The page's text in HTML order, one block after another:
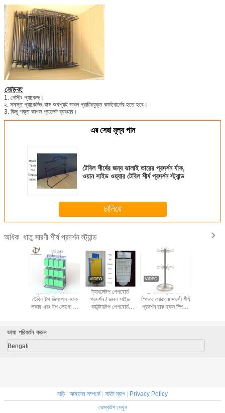
মোড়ক:
1. নেস্টিং প্যাকেজ।
২. সমস্ত প্যাকেজিং বাক্স অবশ্যই ডাবল প্রাচীরযুক্ত কার্ডবোর্ডের হতে হবে।
3. কিছু শক্ত কাগজ প্যালেট ব্যবহার।
এর সেরা মূল্য পান
টেবিল শীর্ষের জন্য ঝালাই তারের প্রদর্শন র্যাক,
ওয়ান সাইড ওয়্যার টেবিল শীর্ষ প্রদর্শন স্ট্যান্ড
চালিয়ে
অধিক ধাতু সারণী শীর্ষ প্রদর্শন স্ট্যান্ড
ওয়্যার হুক ই এম মেটাল
টেবিল টপ ডিসপ্লে ব্যাক
লকার এবং টপ লোগো সহ
ট্যাবলেটপ পেগবোর্ড
প্রদর্শন / ডাবল সাইড
কাউন্টারটপ পেগবোর্ড
2 ইঞ্চি ওয়্যার হুকস
স্পিনার ঘোরানো সারণী শীর্ষ
প্রদর্শন রাক হুকস স্পিনার
ভাষা পরিবর্তন করুন
Bengali
বাড়ি| আমাদের সম্পর্কে| সাইট ম্যাপ | Privacy Policy
ডেস্কটপ দেখুন